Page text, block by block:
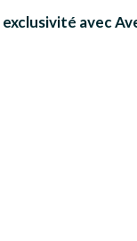
avec